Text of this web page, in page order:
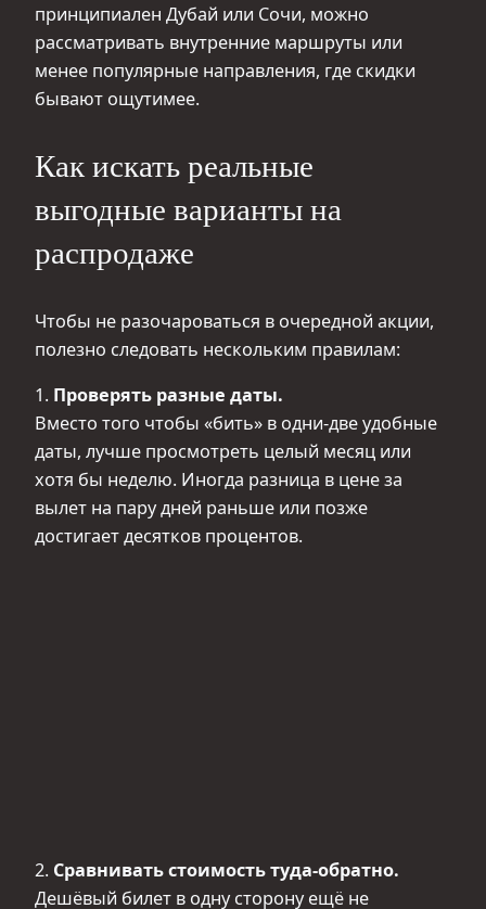
принципиален Дубай или Сочи, можно
рассматривать внутренние маршруты или
менее популярные направления, где скидки
бывают ощутимее.
Как искать реальные
выгодные варианты на
распродаже
Чтобы не разочароваться в очередной акции,
полезно следовать нескольким правилам:
1. Проверять разные даты.
Вместо того чтобы «бить» в одни-две удобные
даты, лучше просмотреть целый месяц или
хотя бы неделю. Иногда разница в цене за
вылет на пару дней раньше или позже
достигает десятков процентов.
2. Сравнивать стоимость туда-обратно.
Дешёвый билет в одну сторону ещё не